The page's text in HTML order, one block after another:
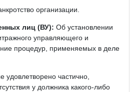
организации.
лиц (ВУ): Об установлении
управляющего и
процедур, применяемых в деле
удовлетворено частично,
у должника какого-либо